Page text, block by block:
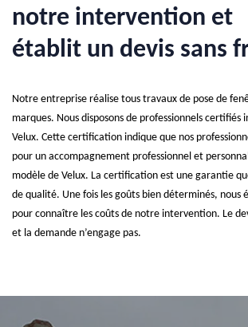
notre intervention et
établit un devis sans
Notre entreprise réalise tous travaux de pose de
marques. Nous disposons de professionnels certifiés
Velux. Cette certification indique que nos
pour un accompagnement professionnel et
modèle de Velux. La certification est une garantie
de qualité. Une fois les goûts bien déterminés, nous
pour connaître les coûts de notre intervention. Le
et la demande n’engage pas.